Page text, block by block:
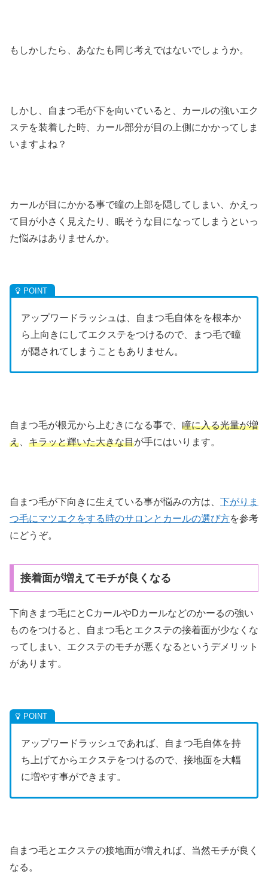
もしかしたら、あなたも同じ考えではないでしょうか。
しかし、自まつ毛が下を向いていると、カールの強いエク
ステを装着した時、カール部分が目の上側にかかってしま
いますよね？
カールが目にかかる事で瞳の上部を隠してしまい、かえっ
て目が小さく見えたり、眠そうな目になってしまうといっ
た悩みはありませんか。
アップワードラッシュは、自まつ毛自体をを根本か
ら上向きにしてエクステをつけるので、まつ毛で瞳
が隠されてしまうこともありません。
自まつ毛が根元から上むきになる事で、 瞳に入る光量が増
え
キラッと輝いた大きな目が手にはいります。
自まつ毛が下向きに生えている事が悩みの方は、 下がりま
つ毛にマツエクをする時のサロンとカールの選び方を参考
にどうぞ。
接着面が増えてモチが良くなる
下向きまつ毛にとCカールやDカールなどのかーるの強い
ものをつけると、自まつ毛とエクステの接着面が少なくな
ってしまい、エクステのモチが悪くなるというデメリット
があります。
アップワードラッシュであれば、自まつ毛自体を持
ち上げてからエクステをつけるので、接地面を大幅
に増やす事ができます。
自まつ毛とエクステの接地面が増えれば、当然モチが良く
なる。